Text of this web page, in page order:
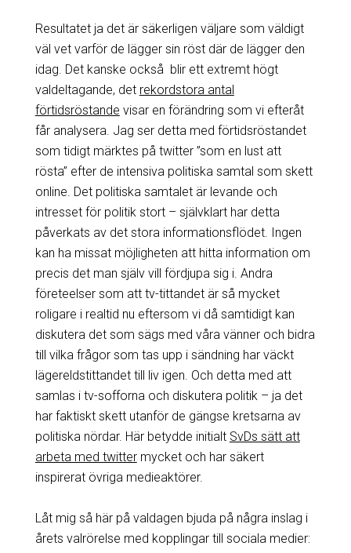
Resultatet ja det är säkerligen väljare som väldigt
väl vet varför de lägger sin röst där de lägger den
idag. Det kanske också blir ett extremt högt
valdeltagande, det rekordstora antal
förtidsröstande visar en förändring som vi efteråt
får analysera. Jag ser detta med förtidsröstandet
som tidigt märktes på twitter ”som en lust att
rösta” efter de intensiva politiska samtal som skett
online. Det politiska samtalet är levande och
intresset för politik stort – självklart har detta
påverkats av det stora informationsflödet. Ingen
kan ha missat möjligheten att hitta information om
precis det man själv vill fördjupa sig i. Andra
företeelser som att tv-tittandet är så mycket
roligare i realtid nu eftersom vi då samtidigt kan
diskutera det som sägs med våra vänner och bidra
till vilka frågor som tas upp i sändning har väckt
lägereldstittandet till liv igen. Och detta med att
samlas i tv-sofforna och diskutera politik – ja det
har faktiskt skett utanför de gängse kretsarna av
politiska nördar. Här betydde initialt SvDs sätt att
arbeta med twittermycket och har säkert
inspirerat övriga medieaktörer.
Låt mig så här på valdagen bjuda på några inslag i
årets valrörelse med kopplingar till sociala medier: